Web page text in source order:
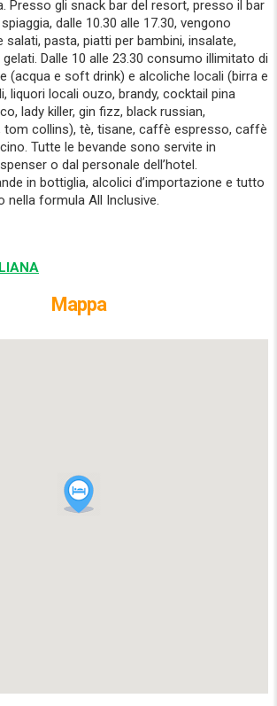
Presso gli snack bar del resort, presso il bar
dalle 10.30 alle 17.30, vengono
pasta, piatti per bambini, insalate,
Dalle 10 alle 23.30 consumo illimitato di
(acqua e soft drink) e alcoliche locali (birra e
liquori locali ouzo, brandy, cocktail pina
lady killer, gin fizz, black russian,
tom collins), tè, tisane, caffè espresso, caffè
Tutte le bevande sono servite in
o dal personale dell’hotel.
in bottiglia, alcolici d’importazione e tutto
nella formula All Inclusive.
Mappa